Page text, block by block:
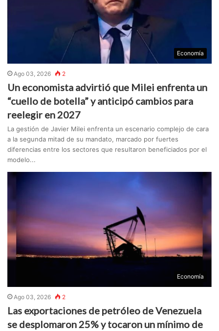
Economía
Ago 03, 2026 2
Un economista advirtió que Milei enfrenta un
“cuello de botella” y anticipó cambios para
reelegir en 2027
La gestión de Javier Milei enfrenta un escenario complejo de cara
a la segunda mitad de su mandato, marcado por fuertes
diferencias entre los sectores que resultaron beneficiados por el
modelo...
Economía
Ago 03, 2026 2
Las exportaciones de petróleo de Venezuela
se desplomaron 25% y tocaron un mínimo de